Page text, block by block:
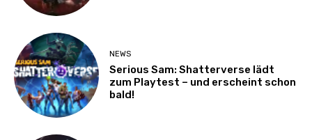
NEWS
Serious Sam: Shatterverse lädt
zum Playtest – und erscheint schon
bald!